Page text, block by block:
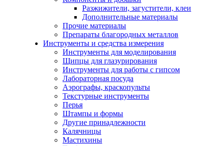
Разжижители, загустители, клеи
Дополнительные материалы
Прочие материалы
Препараты благородных металлов
Инструменты и средства измерения
Инструменты для моделирования
Щипцы для глазурирования
Инструменты для работы с гипсом
Лабораторная посуда
Аэрографы, краскопульты
Текстурные инструменты
Перья
Штампы и формы
Другие принадлежности
Калячницы
Мастихины